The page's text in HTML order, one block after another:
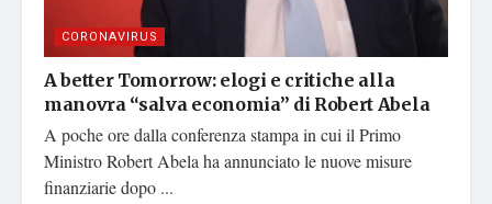
CORONAVIRUS
A better Tomorrow: elogi e critiche alla
manovra “salva economia” di Robert Abela
A poche ore dalla conferenza stampa in cui il Primo
Ministro Robert Abela ha annunciato le nuove misure
finanziarie dopo ...